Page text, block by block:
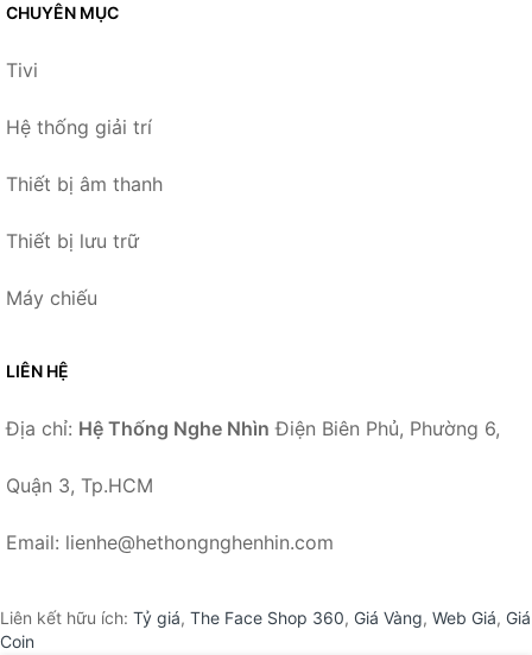
CHUYÊN MỤC
Tivi
Hệ thống giải trí
Thiết bị âm thanh
Thiết bị lưu trữ
Máy chiếu
LIÊN HỆ
Địa chỉ: Hệ Thống Nghe Nhìn Điện Biên Phủ, Phường 6,
Quận 3, Tp.HCM
Email: lienhe@hethongnghenhin.com
Liên kết hữu ích: Tỷ giá, The Face Shop 360, Giá Vàng, Web Giá, Giá
Coin